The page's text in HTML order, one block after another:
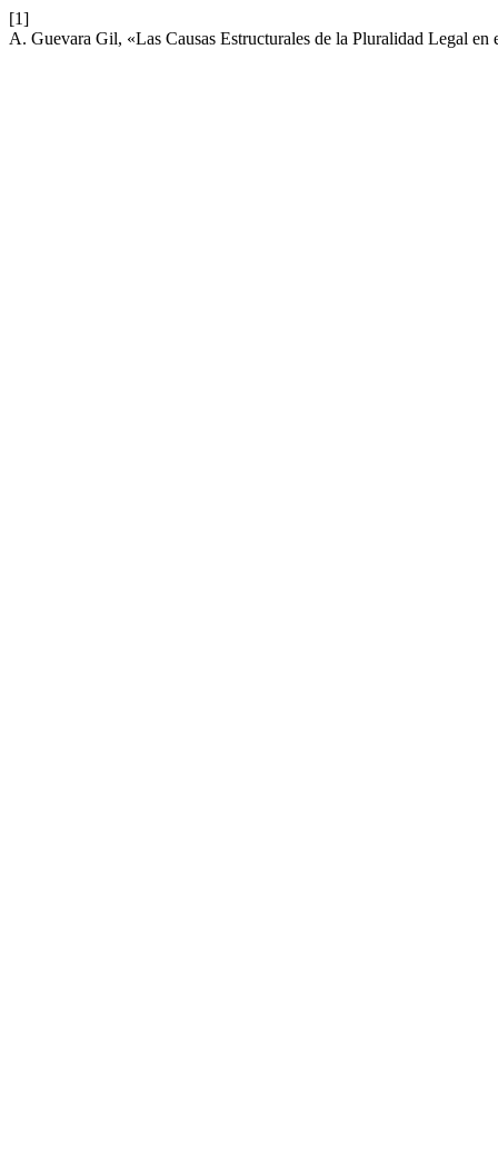
[1]
A. Guevara Gil, «Las Causas Estructurales de la Pluralidad Legal en